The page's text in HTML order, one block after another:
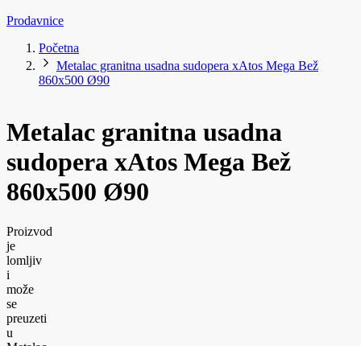
Prodavnice
Početna
Metalac granitna usadna sudopera xAtos Mega Bež
860x500 Ø90
Metalac granitna usadna
sudopera xAtos Mega Bež
860x500 Ø90
Proizvod
je
lomljiv
i
može
se
preuzeti
u